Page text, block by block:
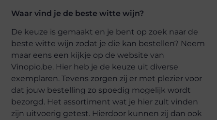
Waar vind je de beste witte wijn?
De keuze is gemaakt en je bent op zoek naar de
beste witte wijn zodat je die kan bestellen? Neem
maar eens een kijkje op de website van
Vinopio.be. Hier heb je de keuze uit diverse
exemplaren. Tevens zorgen zij er met plezier voor
dat jouw bestelling zo spoedig mogelijk wordt
bezorgd. Het assortiment wat je hier zult vinden
zijn uitvoerig getest. Hierdoor kunnen zij dan ook